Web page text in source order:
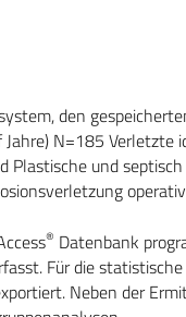
den
N=185 Verletzte
und
® Datenbank
Für die
Neben der